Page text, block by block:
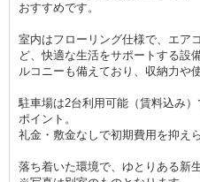
おすすめです。
室内はフローリング仕様で、エア
ど、快適な生活をサポートする設
ルコニーも備えており、収納力や
駐車場は2台利用可能（賃料込み
ポイント。
礼金・敷金なしで初期費用を抑え
落ち着いた環境で、ゆとりある新